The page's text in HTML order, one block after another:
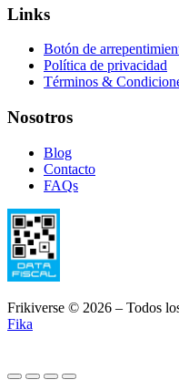
Links
Botón de
Política de privacidad
Términos &
Nosotros
Blog
Contacto
FAQs
Frikiverse © 2026 – Todos
Fika